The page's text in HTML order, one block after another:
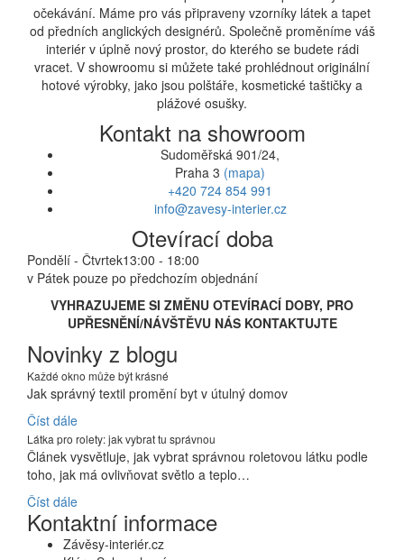
očekávání. Máme pro vás připraveny vzorníky látek a tapet
od předních anglických designérů. Společně proměníme váš
interiér v úplně nový prostor, do kterého se budete rádi
vracet. V showroomu si můžete také prohlédnout originální
hotové výrobky, jako jsou polštáře, kosmetické taštičky a
plážové osušky.
Kontakt na showroom
Sudoměřská 901/24,
Praha 3 (mapa)
+420 724 854 991
info@zavesy-interier.cz
Otevírací doba
Pondělí - Čtvrtek13:00 - 18:00
v Pátek pouze po předchozím objednání
VYHRAZUJEME SI ZMĚNU OTEVÍRACÍ DOBY, PRO
UPŘESNĚNÍ/NÁVŠTĚVU NÁS KONTAKTUJTE
Novinky z blogu
Každé okno může být krásné
Jak správný textil promění byt v útulný domov
Číst dále
Látka pro rolety: jak vybrat tu správnou
Článek vysvětluje, jak vybrat správnou roletovou látku podle
toho, jak má ovlivňovat světlo a teplo…
Číst dále
Kontaktní informace
Závěsy-interiér.cz